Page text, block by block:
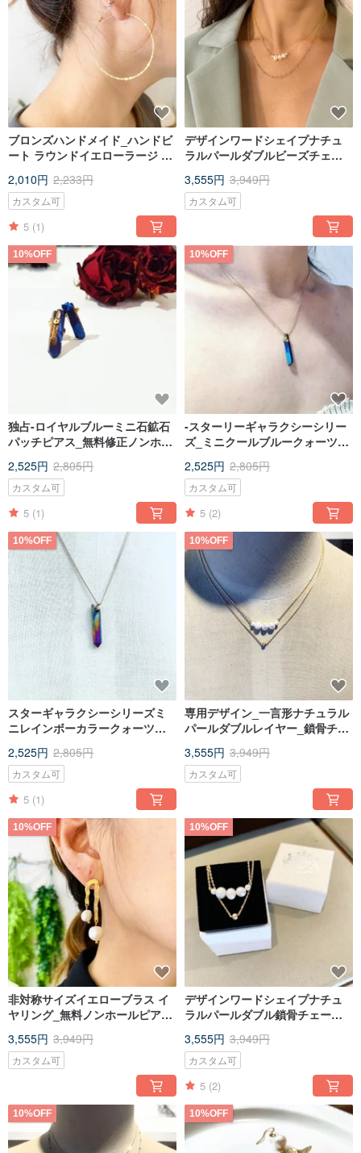
ブロンズハンドメイド_ハンドビ
ート ラウンドイエローラージ シ
修正ノンホールピアスイヤリン
グ
2,010円 2,233円
カスタム可
5 (1)
デザインワードシェイプナチュ
ラルパールダブルビーズチェー
レス
3,555円 3,949円
カスタム可
10%OFF
独占-ロイヤルブルーミニ石鉱石
パッチピアス_無料修正ノンホー
2,525円 2,805円
カスタム可
5 (1)
10%OFF
-スターリーギャラクシーシリー
ズ_ミニクールブルークォーツ石
ス_ロングアイテム
2,525円 2,805円
カスタム可
5 (2)
10%OFF
スターギャラクシーシリーズミ
ニレインボーカラークォーツ石
アム丈ネックレス
2,525円 2,805円
カスタム可
5 (1)
10%OFF
専用デザイン_一言形ナチュラル
パールダブルレイヤー_鎖骨チェ
3,555円 3,949円
カスタム可
10%OFF
非対称サイズイエローブラス イ
ヤリング_無料ノンホールピアス
3,555円 3,949円
カスタム可
10%OFF
デザインワードシェイプナチュ
ラルパールダブル鎖骨チェーン
3,555円 3,949円
カスタム可
5 (2)
10%OFF 10%OFF